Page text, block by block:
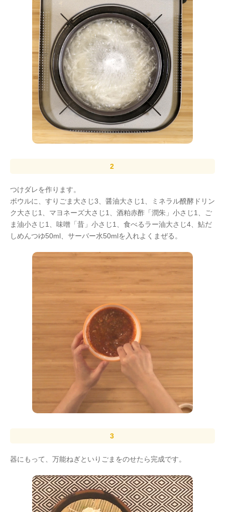
つけダレを作ります。
ボウルに、すりごま大さじ3、醤油大さじ1、ミネラル醗酵ドリン
ク大さじ1、マヨネーズ大さじ1、酒粕赤酢「潤朱」小さじ1、ご
ま油小さじ1、味噌「昔」小さじ1、食べるラー油大さじ4、鮎だ
しめんつゆ50ml、サーバー水50mlを入れよくまぜる。
器にもって、万能ねぎといりごまをのせたら完成です。